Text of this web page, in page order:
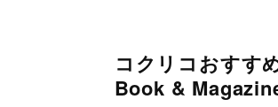
コクリコおすす
Book &